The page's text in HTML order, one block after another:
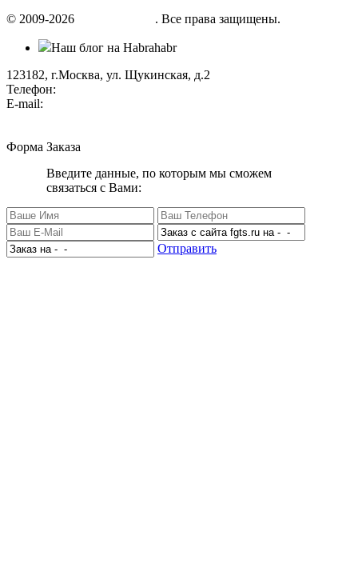
© 2009-2026
. Все права защищены.
Наш блог на Habrahabr
123182, г.Москва, ул. Щукинская, д.2
Телефон:
E-mail:
Форма Заказа
Введите данные, по которым мы сможем
связаться с Вами:
Отправить